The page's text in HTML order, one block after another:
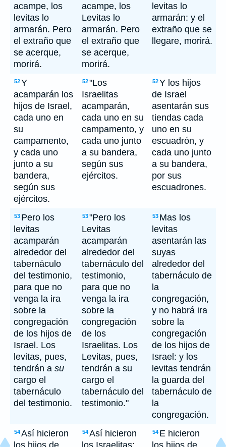
acampe, los
levitas lo
armarán. Pero
el extraño que
se acerque,
morirá.
acampe, los
Levitas lo
armarán. Pero
el extraño que
se acerque,
morirá.
levitas lo
armarán: y el
extraño que se
llegare, morirá.
52Y
acamparán los
hijos de Israel,
cada uno en
su
campamento,
y cada uno
junto a su
bandera,
según sus
ejércitos.
52"Los
Israelitas
acamparán,
cada uno en su
campamento, y
cada uno junto
a su bandera,
según sus
ejércitos.
52Y los hijos
de Israel
asentarán sus
tiendas cada
uno en su
escuadrón, y
cada uno junto
a su bandera,
por sus
escuadrones.
53 Pero los
levitas
acamparán
alrededor del
tabernáculo
del testimonio,
para que no
venga la ira
sobre la
congregación
de los hijos de
Israel. Los
levitas, pues,
tendrán a su
cargo el
tabernáculo
del testimonio.
53"Pero los
Levitas
acamparán
alrededor del
tabernáculo del
testimonio,
para que no
venga la ira
sobre la
congregación
de los
Israelitas. Los
Levitas, pues,
tendrán a su
cargo el
tabernáculo del
testimonio."
53 Mas los
levitas
asentarán las
suyas
alrededor del
tabernáculo de
la
congregación,
y no habrá ira
sobre la
congregación
de los hijos de
Israel: y los
levitas tendrán
la guarda del
tabernáculo de
la
congregación.
54Así hicieron
los hijos de
54Así hicieron
los Israelitas;
54 E hicieron
los hijos de